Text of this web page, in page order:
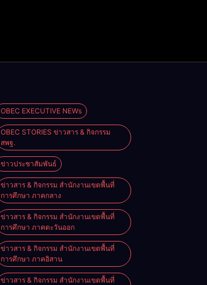
OBEC EXECUTIVE NEWs
OBEC STORIES ข่าวสาร & กิจกรรม
สพฐ.
ข่าวประชาสัมพันธ์
ข่าวสาร & กิจกรรม สำนักงานเขตพื้นที่
การศึกษา ภาคกลาง
ข่าวสาร & กิจกรรม สำนักงานเขตพื้นที่
การศึกษา ภาคตะวันออก
ข่าวสาร & กิจกรรม สำนักงานเขตพื้นที่
การศึกษา ภาคอิสาน
ข่าวสาร & กิจกรรม สำนักงานเขตพื้นที่